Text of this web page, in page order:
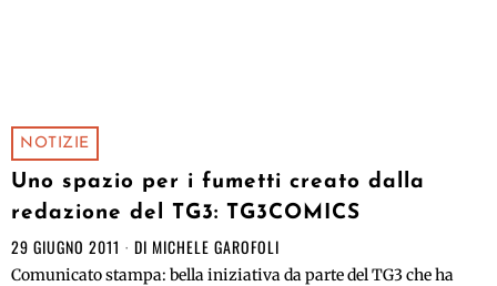
NOTIZIE
Uno spazio per i fumetti creato dalla
redazione del TG3: TG3COMICS
29 GIUGNO 2011 DI MICHELE GAROFOLI
Comunicato stampa: bella iniziativa da parte del TG3 che ha